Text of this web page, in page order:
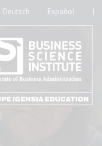
Deutsch Español |